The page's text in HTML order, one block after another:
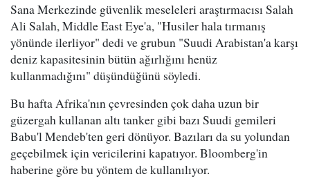
Sana Merkezinde güvenlik meseleleri araştırmacısı Salah
Ali Salah, Middle East Eye'a, "Husiler hala tırmanış
yönünde ilerliyor" dedi ve grubun "Suudi Arabistan'a karşı
deniz kapasitesinin bütün ağırlığını henüz
kullanmadığını" düşündüğünü söyledi.
Bu hafta Afrika'nın çevresinden çok daha uzun bir
güzergah kullanan altı tanker gibi bazı Suudi gemileri
Babu'l Mendeb'ten geri dönüyor. Bazıları da su yolundan
geçebilmek için vericilerini kapatıyor. Bloomberg'in
haberine göre bu yöntem de kullanılıyor.